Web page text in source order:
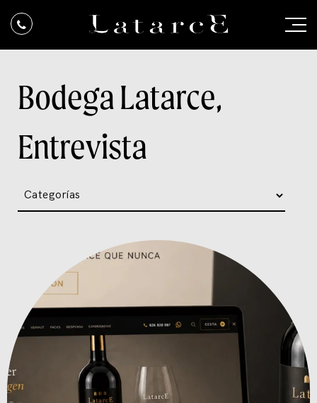
Bodega Latarce,
Entrevista